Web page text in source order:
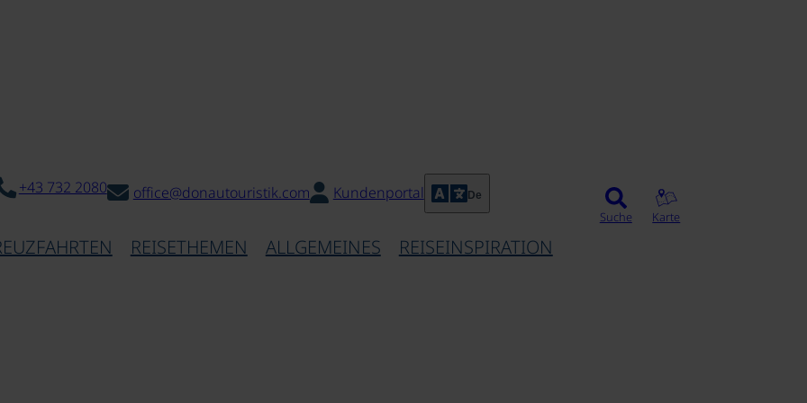
+43 732 2080 office@donautouristik.com Kundenportal De
REISETHEMEN ALLGEMEINES REISEINSPIRATION
Suche Karte